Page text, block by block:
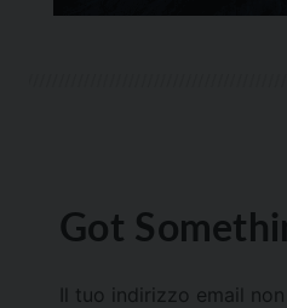
Got
Il tuo indirizzo email